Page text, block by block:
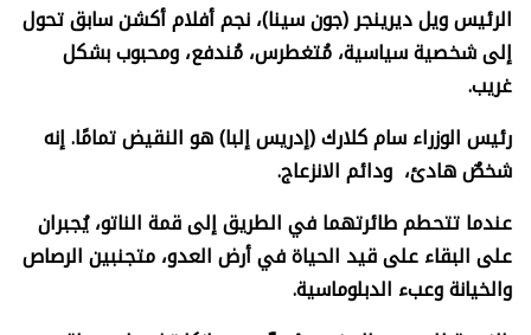
الرئيس ويل ديرينجر (جون سينا)، نجم أفلام أكشن سابق تحول
إلى شخصية سياسية، مُتغطرس، مُندفع، ومحبوب بشكل
غريب.
رئيس الوزراء سام كلارك (إدريس إلبا) هو النقيض تمامًا. إنه
شخصٌ هادئ، ودائم الانزعاج.
عندما تتحطم طائرتهما في الطريق إلى قمة الناتو، يُجبران
على البقاء على قيد الحياة في أرض العدو، متجنبين الرصاص
والخيانة وعبء الدبلوماسية.